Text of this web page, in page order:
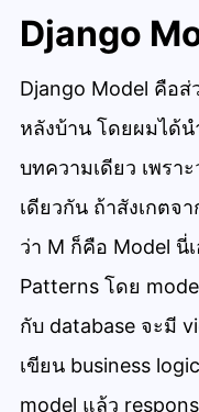
Django
Django Model คือ
หลังบ้าน โดยผมได้น
บทความเดียว เพรา
เดียวกัน ถ้าสังเกตจ
ว่า M ก็คือ Model นี่
Patterns โดย
กับ database จะมี
เขียน business
model แล้ว